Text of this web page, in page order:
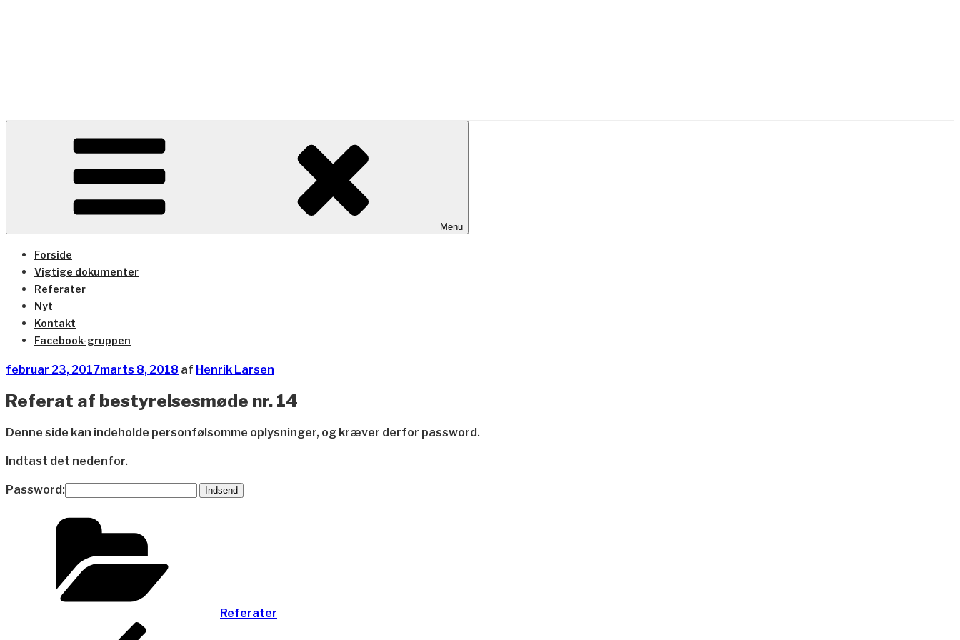
Menu
Forside
Vigtige dokumenter
Referater
Nyt
Kontakt
Facebook-gruppen
Udgivet
februar 23, 2017marts 8, 2018 af Henrik Larsen
Referat af bestyrelsesmøde nr. 14
Denne side kan indeholde personfølsomme oplysninger, og kræver derfor password.
Indtast det nedenfor.
Password:
Referater
Indlægsnavigation